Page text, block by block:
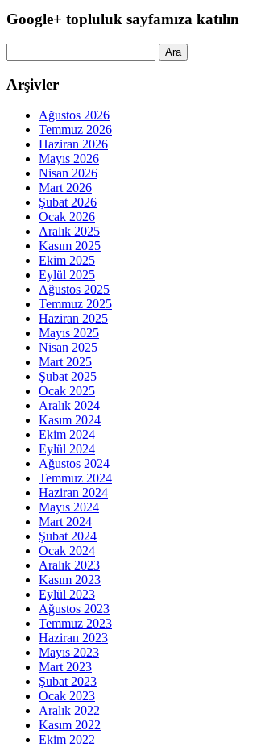
Google+ topluluk sayfamıza katılın
Arşivler
Ağustos 2026
Temmuz 2026
Haziran 2026
Mayıs 2026
Nisan 2026
Mart 2026
Şubat 2026
Ocak 2026
Aralık 2025
Kasım 2025
Ekim 2025
Eylül 2025
Ağustos 2025
Temmuz 2025
Haziran 2025
Mayıs 2025
Nisan 2025
Mart 2025
Şubat 2025
Ocak 2025
Aralık 2024
Kasım 2024
Ekim 2024
Eylül 2024
Ağustos 2024
Temmuz 2024
Haziran 2024
Mayıs 2024
Mart 2024
Şubat 2024
Ocak 2024
Aralık 2023
Kasım 2023
Eylül 2023
Ağustos 2023
Temmuz 2023
Haziran 2023
Mayıs 2023
Mart 2023
Şubat 2023
Ocak 2023
Aralık 2022
Kasım 2022
Ekim 2022